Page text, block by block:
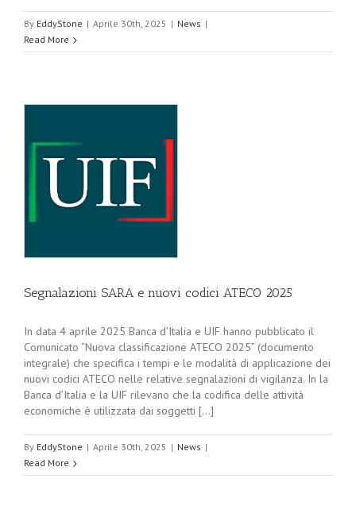
By EddyStone | Aprile 30th, 2025 | News |
Read More
Segnalazioni SARA e nuovi codici ATECO 2025
In data 4 aprile 2025 Banca d’Italia e UIF hanno pubblicato il
Comunicato “Nuova classificazione ATECO 2025” (documento
integrale) che specifica i tempi e le modalità di applicazione dei
nuovi codici ATECO nelle relative segnalazioni di vigilanza. In la
Banca d’Italia e la UIF rilevano che la codifica delle attività
economiche è utilizzata dai soggetti [...]
By EddyStone | Aprile 30th, 2025 | News |
Read More